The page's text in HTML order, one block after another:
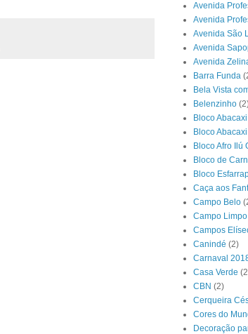
Avenida
Avenida
Avenida São
Avenida
Avenida
Barra Funda
Bela Vista
Belenzinho
Bloco
Bloco
Bloco Afro Ilú
Bloco de
Bloco
Caça aos
Campo Belo
Campo Limpo
Campos
Canindé (2)
Carnaval
Casa Verde
CBN (2)
Cerqueira
Cores do
Decoração